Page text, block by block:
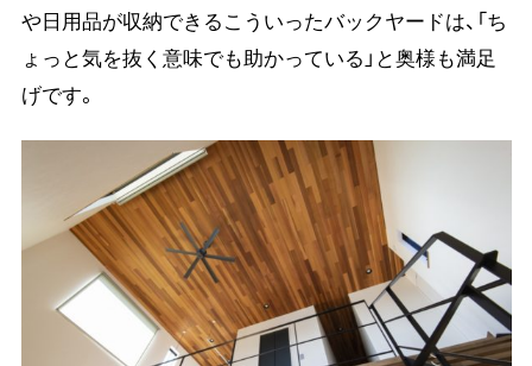
や日用品が収納できるこういったバックヤードは、「ち
ょっと気を抜く意味でも助かっている」と奥様も満足
げです。